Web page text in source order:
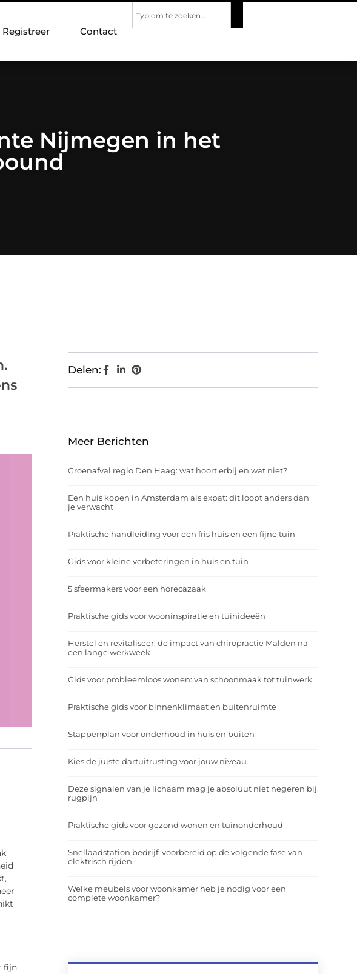
Registreer Contact
Nijmegen in het
fijn
Delen:
Meer Berichten
Groenafval regio Den Haag: wat hoort erbij en wat niet?
Een huis kopen in Amsterdam als expat: dit loopt anders dan
je verwacht
Praktische handleiding voor een fris huis en een fijne tuin
Gids voor kleine verbeteringen in huis en tuin
5 sfeermakers voor een horecazaak
Praktische gids voor wooninspiratie en tuinideeën
Herstel en revitaliseer: de impact van chiropractie Malden na
een lange werkweek
Gids voor probleemloos wonen: van schoonmaak tot tuinwerk
Praktische gids voor binnenklimaat en buitenruimte
Stappenplan voor onderhoud in huis en buiten
Kies de juiste dartuitrusting voor jouw niveau
Deze signalen van je lichaam mag je absoluut niet negeren bij
rugpijn
Praktische gids voor gezond wonen en tuinonderhoud
Snellaadstation bedrijf: voorbereid op de volgende fase van
elektrisch rijden
Welke meubels voor woonkamer heb je nodig voor een
complete woonkamer?